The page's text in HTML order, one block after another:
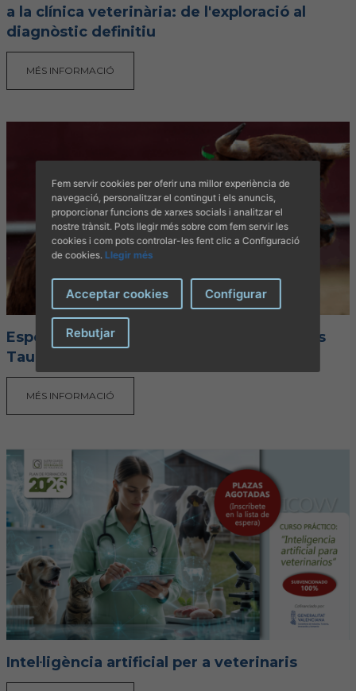
a la clínica veterinària: de l'exploració al
diagnòstic definitiu
MÉS INFORMACIÓ
Especialització Veterinària en Espectacles
Taurins 2026
MÉS INFORMACIÓ
Intel·ligència artificial per a veterinaris
Fem servir cookies per oferir una millor experiència de
navegació, personalitzar el contingut i els anuncis,
proporcionar funcions de xarxes socials i analitzar el
nostre trànsit. Pots llegir més sobre com fem servir les
cookies i com pots controlar-les fent clic a Configuració
de cookies. Llegir més
Acceptar cookies Configurar
Rebutjar